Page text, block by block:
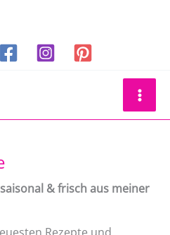
& frisch aus meiner